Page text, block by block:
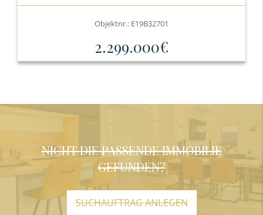
Objektnr.: E19B32701
2.299.000€
NICHT DIE PASSENDE IMMOBILIE
GEFUNDEN?
SUCHAUFTRAG ANLEGEN